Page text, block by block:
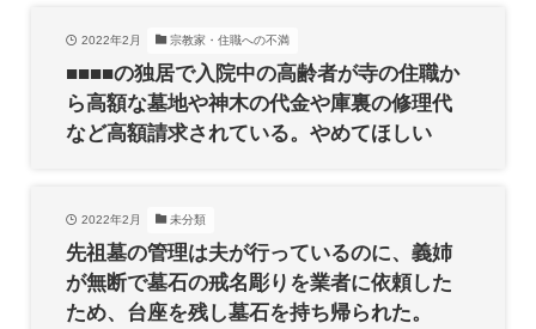
2022年2月 宗教家・住職への不満
■■■■の独居で入院中の高齢者が寺の住職か
ら高額な墓地や神木の代金や庫裏の修理代
など高額請求されている。やめてほしい
2022年2月 未分類
先祖墓の管理は夫が行っているのに、義姉
が無断で墓石の戒名彫りを業者に依頼した
ため、台座を残し墓石を持ち帰られた。